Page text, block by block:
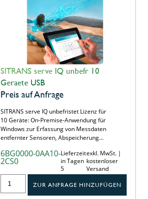
SITRANS serve IQ unbefr 10
Geraete USB
Preis auf Anfrage
SITRANS serve IQ unbefristet Lizenz für
10 Geräte: On-Premise-Anwendung für
Windows zur Erfassung von Messdaten
entfernter Sensoren, Abspeicherung…
6BG0000-0AA10-
2CS0
Lieferzeit
in Tagen
5
exkl. MwSt. |
kostenloser
Versand
ZUR ANFRAGE HINZUFÜGEN